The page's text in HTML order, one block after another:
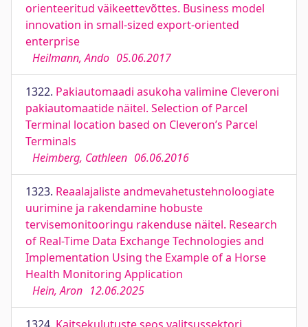
orienteeritud väikeettevõttes. Business model
innovation in small-sized export-oriented
enterprise
Heilmann, Ando 05.06.2017
1322. Pakiautomaadi asukoha valimine Cleveroni
pakiautomaatide näitel. Selection of Parcel
Terminal location based on Cleveron’s Parcel
Terminals
Heimberg, Cathleen 06.06.2016
1323. Reaalajaliste andmevahetustehnoloogiate
uurimine ja rakendamine hobuste
tervisemonitooringu rakenduse näitel. Research
of Real-Time Data Exchange Technologies and
Implementation Using the Example of a Horse
Health Monitoring Application
Hein, Aron 12.06.2025